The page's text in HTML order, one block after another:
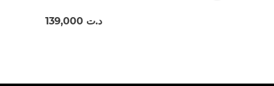
د.ت